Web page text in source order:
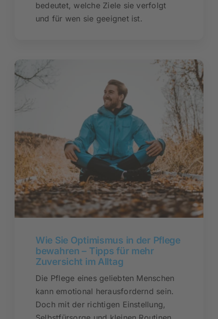
bedeutet, welche Ziele sie verfolgt
und für wen sie geeignet ist.
Wie Sie Optimismus in der Pflege
bewahren – Tipps für mehr
Zuversicht im Alltag
Die Pflege eines geliebten Menschen
kann emotional herausfordernd sein.
Doch mit der richtigen Einstellung,